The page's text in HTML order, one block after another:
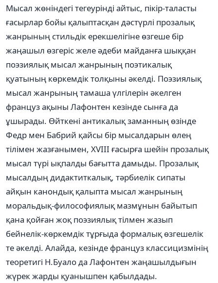
Мысал жөніндегі тегеурінді айтыс, пікір-таласты
ғасырлар бойы қалыптасқан дәстүрлі прозалық
жанрының стильдік ерекшелігіне өзгеше бір
жаңашыл өзгеріс желе әдеби майданға шыққан
поэзиялық мысал жанрының поэтикалық
қуатының көркемдік толқыны әкелді. Поэзиялық
мысал жанрының тамаша үлгілерін әкелген
француз ақыны Лафонтен кезінде сынға да
ұшырады. Өйткені антикалық заманның өзінде
Федр мен Бабрий қайсы бір мысалдарын өлең
тілімен жазғанымен, XVIII ғасырға шейін прозалық
мысал түрі ықпалды бағытта дамыды. Прозалық
мысалдың дидактиткалық, тәрбиелік сипаты
айқын канондық қалыпта мысал жанрының
моральдық-философиялық мазмұнын байытып
қана қойған жоқ поэзиялық тілмен жазып
бейнелік-көркемдік тұрғыда формалық өзгешелік
те әкелді. Алайда, кезінде француз классицизмінің
теоретигі Н.Буало да Лафонтен жаңашылдығын
жүрек жарды қуанышпен қабылдады.